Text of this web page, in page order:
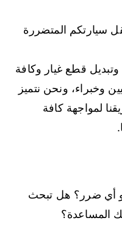
سيارتكم المتضررة
قطع غيار وكافة
وخبراء، ونحن نتميز
لمواجهة كافة
أي ضرر؟ هل تبحث
المساعدة؟